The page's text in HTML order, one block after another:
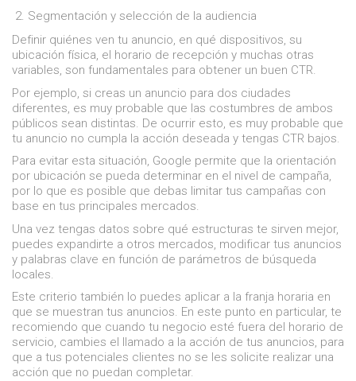
Segmentación y selección de la audiencia
Definir quiénes ven tu anuncio, en qué dispositivos, su
ubicación física, el horario de recepción y muchas otras
variables, son fundamentales para obtener un buen CTR.
Por ejemplo, si creas un anuncio para dos ciudades
diferentes, es muy probable que las costumbres de ambos
públicos sean distintas. De ocurrir esto, es muy probable que
tu anuncio no cumpla la acción deseada y tengas CTR bajos.
Para evitar esta situación, Google permite que la orientación
por ubicación se pueda determinar en el nivel de campaña,
por lo que es posible que debas limitar tus campañas con
base en tus principales mercados.
Una vez tengas datos sobre qué estructuras te sirven mejor,
puedes expandirte a otros mercados, modificar tus anuncios
y palabras clave en función de parámetros de búsqueda
locales.
Este criterio también lo puedes aplicar a la franja horaria en
que se muestran tus anuncios. En este punto en particular, te
recomiendo que cuando tu negocio esté fuera del horario de
servicio, cambies el llamado a la acción de tus anuncios, para
que a tus potenciales clientes no se les solicite realizar una
acción que no puedan completar.